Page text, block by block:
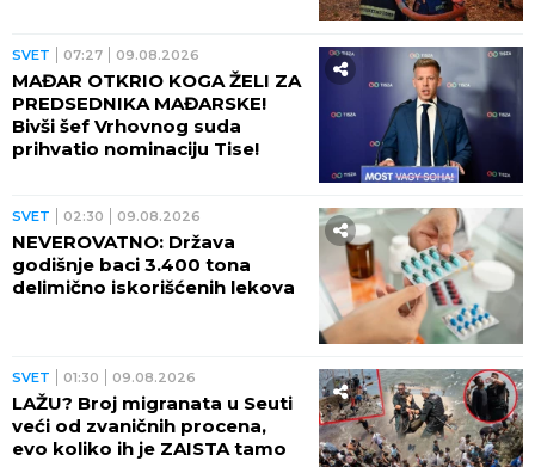
SVET 07:27 09.08.2026
MAĐAR OTKRIO KOGA ŽELI ZA
PREDSEDNIKA MAĐARSKE!
Bivši šef Vrhovnog suda
prihvatio nominaciju Tise!
SVET 02:30 09.08.2026
NEVEROVATNO: Država
godišnje baci 3.400 tona
delimično iskorišćenih lekova
SVET 01:30 09.08.2026
LAŽU? Broj migranata u Seuti
veći od zvaničnih procena,
evo koliko ih je ZAISTA tamo